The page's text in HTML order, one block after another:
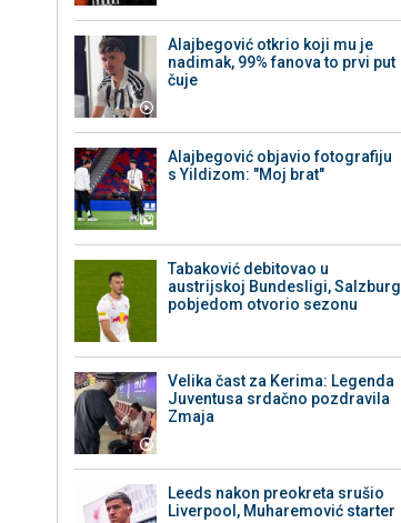
Alajbegović otkrio koji mu je
nadimak, 99% fanova to prvi put
čuje
Alajbegović objavio fotografiju
s Yildizom: "Moj brat"
Tabaković debitovao u
austrijskoj Bundesligi, Salzburg
pobjedom otvorio sezonu
Velika čast za Kerima: Legenda
Juventusa srdačno pozdravila
Zmaja
Leeds nakon preokreta srušio
Liverpool, Muharemović starter